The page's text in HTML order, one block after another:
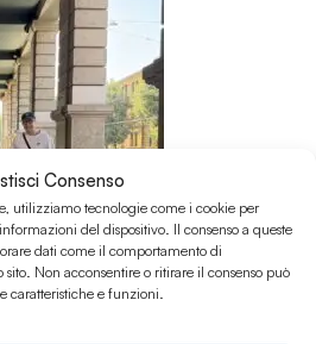
Consenso
utilizziamo tecnologie come i cookie per
del dispositivo. Il consenso a queste
dati come il comportamento di
Non acconsentire o ritirare il consenso può
caratteristiche e funzioni.